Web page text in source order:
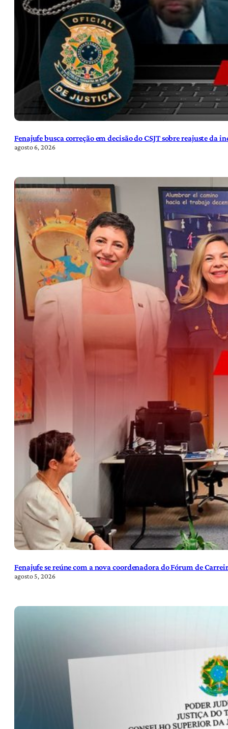
Fenajufe busca correção em decisão do CSJT sobre reajuste da
agosto 6, 2026
Fenajufe se reúne com a nova coordenadora do Fórum de
agosto 5, 2026